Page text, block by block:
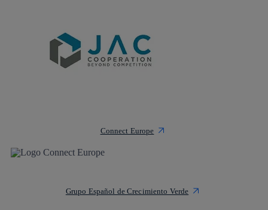
Connect Europe
Grupo Español de Crecimiento Verde